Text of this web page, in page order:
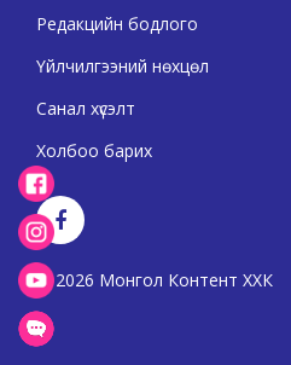
Редакцийн бодлого
Үйлчилгээний нөхцөл
Санал хүсэлт
Холбоо барих
2026 Монгол Контент ХХК